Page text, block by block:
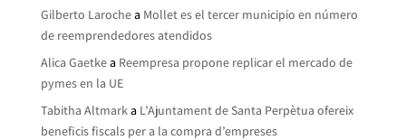
Gilberto Larochea Mollet es el tercer municipio en número
de reemprendedores atendidos
Alica Gaetkea Reempresa propone replicar el mercado de
pymes en la UE
Tabitha Altmarka L’Ajuntament de Santa Perpètua ofereix
beneficis fiscals per a la compra d’empreses